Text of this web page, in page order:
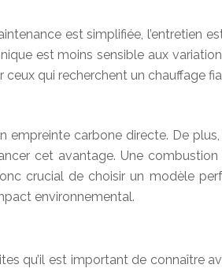
est simplifiée, l’entretien
est moins sensible aux
qui recherchent un chauffage
carbone directe. De
cet avantage. Une
crucial de choisir un modèle
environnemental.
qu’il est important de connaître